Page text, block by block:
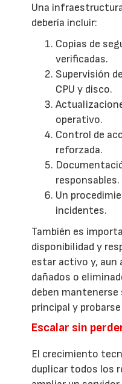
Una
debería incluir:
Copias de
verificadas.
Supervisión
CPU y disco.
operativo.
Control de
reforzada.
responsables.
Un
incidentes.
También es
disponibilidad y
estar activo y, aun
dañados o
deben
principal y
Escalar sin
El crecimiento
duplicar todos los